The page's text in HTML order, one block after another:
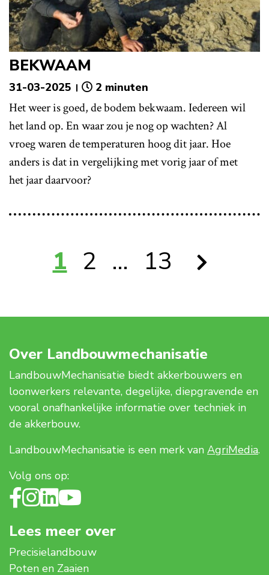
BEKWAAM
31-03-2025 2 minuten
Het weer is goed, de bodem bekwaam. Iedereen wil
het land op. En waar zou je nog op wachten? Al
vroeg waren de temperaturen hoog dit jaar. Hoe
anders is dat in vergelijking met vorig jaar of met
het jaar daarvoor?
1 2 … 13
Over Landbouwmechanisatie
LandbouwMechanisatie biedt akkerbouwers en
loonwerkers relevante, degelijke, diepgravende en
vooral onafhankelijke informatie over techniek in
de akkerbouw.
LandbouwMechanisatie is een merk van AgriMedia.
Volg ons op:
Lees meer over
Precisielandbouw
Poten en Zaaien